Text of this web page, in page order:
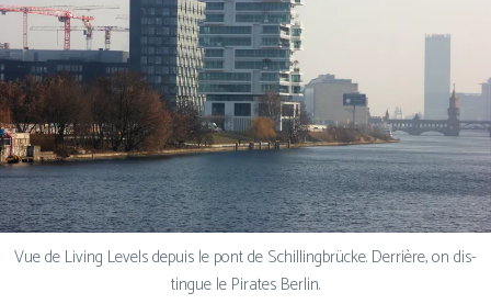
Vue de Living Levels depuis le pont de Schillingbrücke. Derrière, on dis­
tingue le Pirates Berlin.